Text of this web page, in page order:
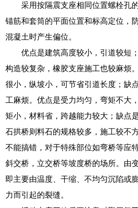
采用按隔震支座相同位置螺栓孔
锚筋和套筒的平面位置和标高定位，
混凝土时产生偏位。
优点是建筑高度较小，引道较短
构造较复杂，橡胶支座施工也较麻烦
很小，纵坡小，可节省引道长度；缺
工麻烦。优点是受力均匀，弯矩不大
矩小，材料省，跨越能力较大；缺点
石拱桥则料石的规格较多，施工较不
不能搞错，对于特殊部位如弯桥等应
斜交桥，立交桥等坡度桥的场所。由
即主要由温度、干缩、不均匀沉陷或
力而引起的裂缝。